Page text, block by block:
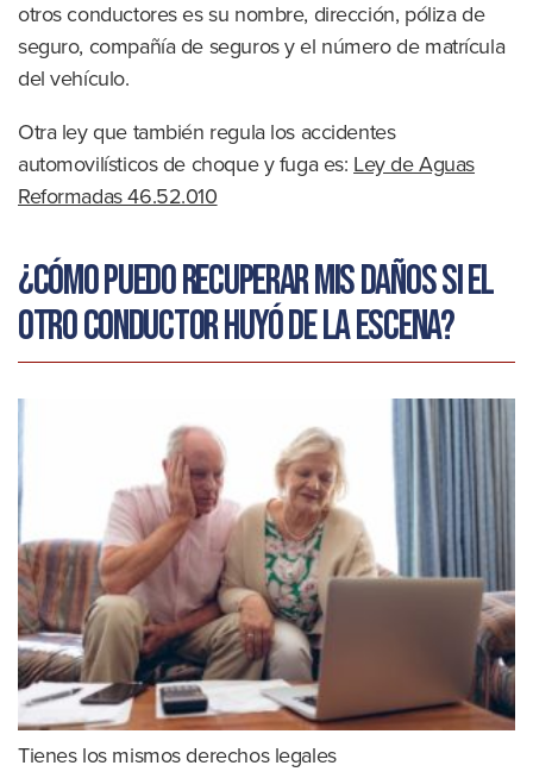
otros conductores es su nombre, dirección, póliza de
seguro, compañía de seguros y el número de matrícula
del vehículo.
Otra ley que también regula los accidentes
automovilísticos de choque y fuga es: Ley de Aguas
Reformadas 46.52.010
¿Cómo puedo recuperar mis daños si el
otro conductor huyó de la escena?
Tienes los mismos derechos legales